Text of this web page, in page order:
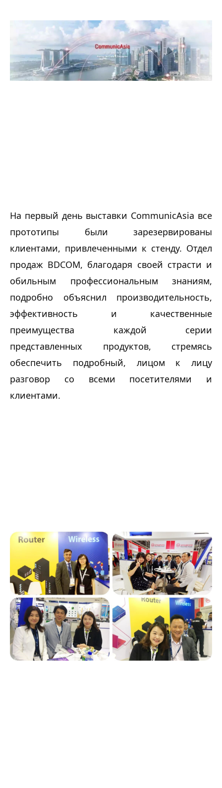
На первый день выставки CommunicAsia все
прототипы были зарезервированы
клиентами, привлеченными к стенду. Отдел
продаж BDCOM, благодаря своей страсти и
обильным профессиональным знаниям,
подробно объяснил производительность,
эффективность и качественные
преимущества каждой серии
представленных продуктов, стремясь
обеспечить подробный, лицом к лицу
разговор со всеми посетителями и
клиентами.